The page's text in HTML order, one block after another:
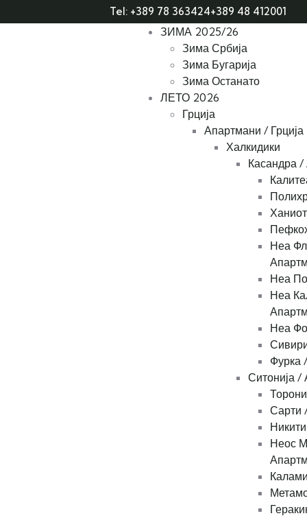
Tel: +389 78 363424+389 48 412001
ЗИМА 2025/26
Зима Србија
Зима Бугарија
Зима Останато
ЛЕТО 2026
Грција
Апартмани / Грција
Халкидики
Касандра
Неа
Неа
Неа
Неа
Фурка
Ситонија /
Сарти
Неос